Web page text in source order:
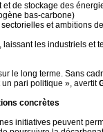
de stockage des
bas-carbone)
et ambitions
laissant les industriels et
le long terme. Sans
pari politique », avertit
concrètes
initiatives peuvent